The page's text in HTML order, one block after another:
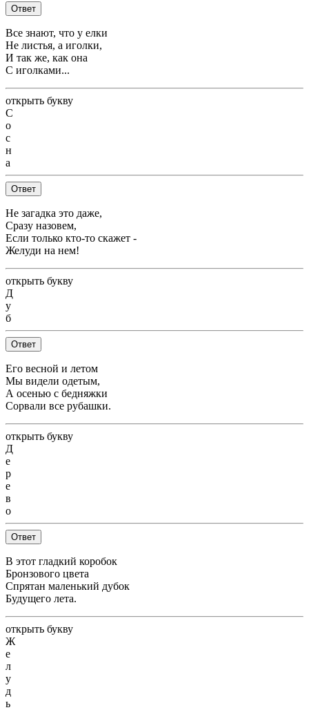
Ответ
Все знают, что у елки
Не листья, а иголки,
И так же, как она
С иголками...
открыть букву
С
о
с
н
а
Ответ
Не загадка это даже,
Сразу назовем,
Если только кто-то скажет -
Желуди на нем!
открыть букву
Д
у
б
Ответ
Его весной и летом
Мы видели одетым,
А осенью с бедняжки
Сорвали все рубашки.
открыть букву
Д
е
р
е
в
о
Ответ
В этот гладкий коробок
Бронзового цвета
Спрятан маленький дубок
Будущего лета.
открыть букву
Ж
е
л
у
д
ь